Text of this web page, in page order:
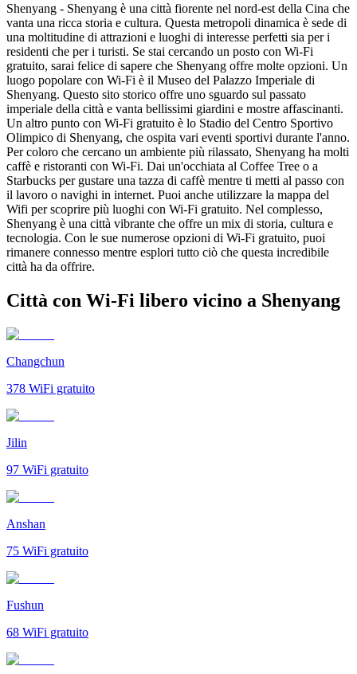
Shenyang - Shenyang è una città fiorente nel nord-est della Cina che
vanta una ricca storia e cultura. Questa metropoli dinamica è sede di
una moltitudine di attrazioni e luoghi di interesse perfetti sia per i
residenti che per i turisti. Se stai cercando un posto con Wi-Fi
gratuito, sarai felice di sapere che Shenyang offre molte opzioni. Un
luogo popolare con Wi-Fi è il Museo del Palazzo Imperiale di
Shenyang. Questo sito storico offre uno sguardo sul passato
imperiale della città e vanta bellissimi giardini e mostre affascinanti.
Un altro punto con Wi-Fi gratuito è lo Stadio del Centro Sportivo
Olimpico di Shenyang, che ospita vari eventi sportivi durante l'anno.
Per coloro che cercano un ambiente più rilassato, Shenyang ha molti
caffè e ristoranti con Wi-Fi. Dai un'occhiata al Coffee Tree o a
Starbucks per gustare una tazza di caffè mentre ti metti al passo con
il lavoro o navighi in internet. Puoi anche utilizzare la mappa del
Wifi per scoprire più luoghi con Wi-Fi gratuito. Nel complesso,
Shenyang è una città vibrante che offre un mix di storia, cultura e
tecnologia. Con le sue numerose opzioni di Wi-Fi gratuito, puoi
rimanere connesso mentre esplori tutto ciò che questa incredibile
città ha da offrire.
Città con Wi-Fi libero vicino a Shenyang
Changchun
378 WiFi gratuito
Jilin
97 WiFi gratuito
Anshan
75 WiFi gratuito
Fushun
68 WiFi gratuito